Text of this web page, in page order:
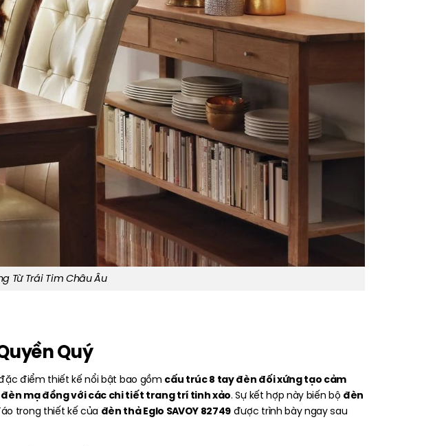
Từ Trái Tim Châu Âu
Quý
điểm thiết kế nổi bật bao gồm cấu trúc 8 tay đèn đối xứng tạo cảm
mạ đồng với các chi tiết trang trí tinh xảo. Sự kết hợp này biến bộ đèn
trong thiết kế của đèn thả Eglo SAVOY 82749được trình bày ngay sau